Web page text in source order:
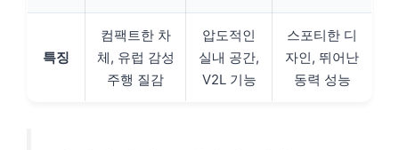
특징
컴팩트한 차
체, 유럽 감성
주행 질감
압도적인
실내 공간,
V2L 기능
스포티한 디
자인, 뛰어난
동력 성능